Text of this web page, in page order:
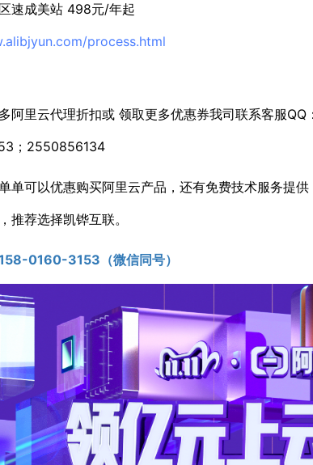
速成美站 498元/年起
process.html
阿里云代理折扣或 领取更多优惠券我司联系客服QQ
；2550856134
单可以优惠购买阿里云产品，还有免费技术服务提
推荐选择凯铧互联。
58-0160-3153 （微信同号）